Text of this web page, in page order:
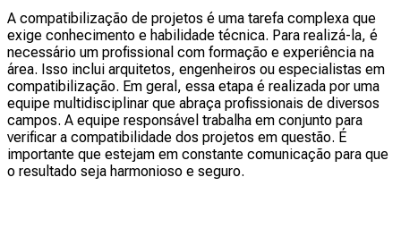
A compatibilização de projetos é uma tarefa complexa que
exige conhecimento e habilidade técnica. Para realizá-la, é
necessário um profissional com formação e experiência na
área. Isso inclui arquitetos, engenheiros ou especialistas em
compatibilização. Em geral, essa etapa é realizada por uma
equipe multidisciplinar que abraça profissionais de diversos
campos. A equipe responsável trabalha em conjunto para
verificar a compatibilidade dos projetos em questão. É
importante que estejam em constante comunicação para que
o resultado seja harmonioso e seguro.